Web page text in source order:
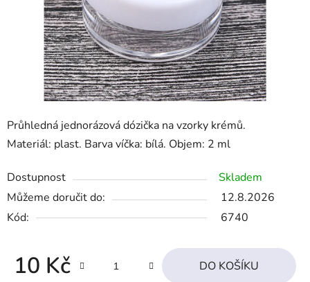
Průhledná jednorázová dózička na vzorky krémů.
Materiál: plast. Barva víčka: bílá. Objem: 2 ml
Dostupnost
Skladem
Můžeme doručit do:
12.8.2026
Kód:
6740
10 Kč DO KOŠÍKU